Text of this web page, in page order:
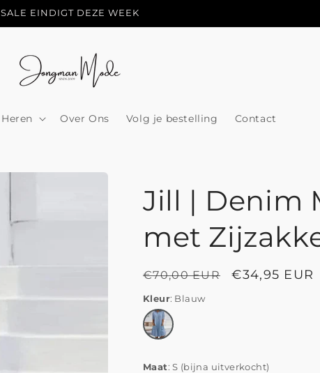
SALE EINDIGT DEZE WEEK
Heren Over Ons Volg je bestelling Contact
Jill | Denim
met
Normale
prijs
€70,00 EUR €34,95 EUR
Kleur Blauw
Maat S (bijna uitverkocht)